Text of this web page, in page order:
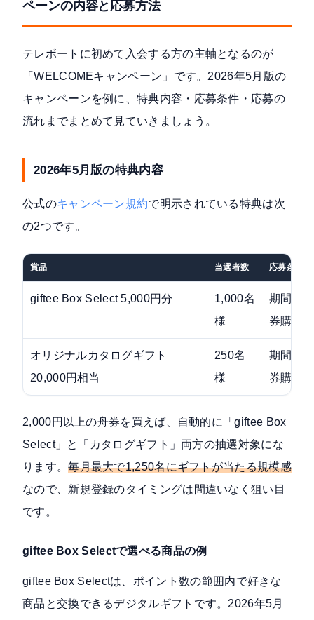
ペーンの内容と応募方法
テレボートに初めて入会する方の主軸となるのが
「WELCOMEキャンペーン」です。2026年5月版の
キャンペーンを例に、特典内容・応募条件・応募の
流れまでまとめて見ていきましょう。
2026年5月版の特典内容
公式のキャンペーン規約で明示されている特典は次
の2つです。
賞品 当選者数 応募条件
giftee Box Select 5,000円分
1,000名
様
期間中
券購入
オリジナルカタログギフト
20,000円相当
250名
様
期間中
券購入
2,000円以上の舟券を買えば、自動的に「giftee Box
Select」と「カタログギフト」両方の抽選対象にな
ります。毎月最大で1,250名にギフトが当たる規模感
なので、新規登録のタイミングは間違いなく狙い目
です。
giftee Box Selectで選べる商品の例
giftee Box Selectは、ポイント数の範囲内で好きな
商品と交換できるデジタルギフトです。2026年5月